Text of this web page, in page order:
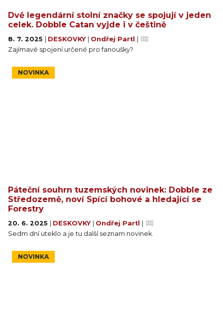
Dvě legendární stolní značky se spojují v jeden
celek. Dobble Catan vyjde i v češtině
8. 7. 2025 DESKOVKY Ondřej Partl
Zajímavé spojení určené pro fanoušky?
NOVINKA
Páteční souhrn tuzemských novinek: Dobble ze
Středozemě, noví Spící bohové a hledající se
Forestry
20. 6. 2025 DESKOVKY Ondřej Partl
Sedm dní uteklo a je tu další seznam novinek.
NOVINKA